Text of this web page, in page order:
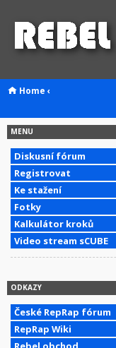
Home ‹
MENU
Diskusní fórum
Registrovat
Ke stažení
Fotky
Kalkulátor kroků
Video stream sCUBE
ODKAZY
České RepRap fórum
RepRap Wiki